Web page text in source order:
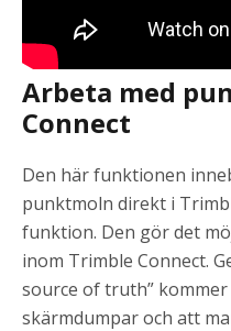
Arbeta med
Connect
Den här funktionen
punktmoln direkt i
funktion. Den gör det
inom Trimble Connect.
source of truth”
skärmdumpar och att